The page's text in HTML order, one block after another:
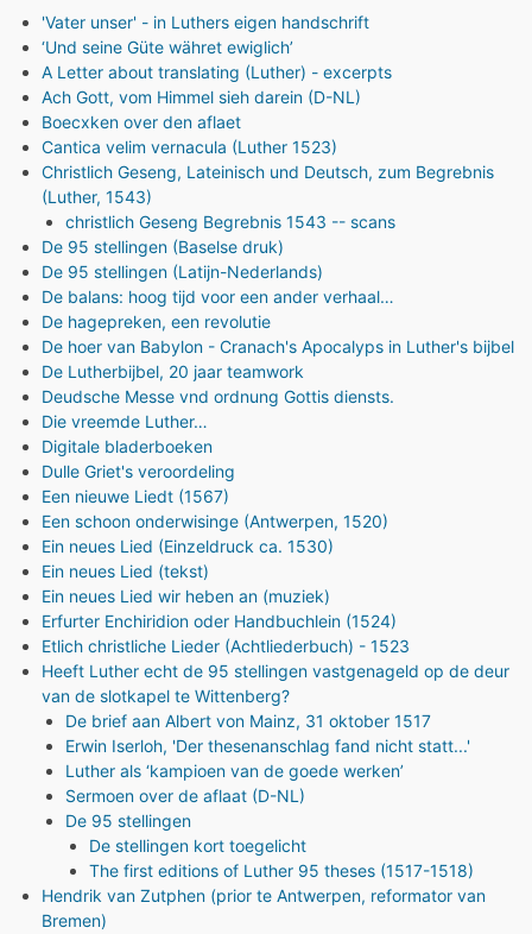
'Vater unser' - in Luthers eigen handschrift
‘Und seine Güte währet ewiglich’
A Letter about translating (Luther) - excerpts
Ach Gott, vom Himmel sieh darein (D-NL)
Boecxken over den aflaet
Cantica velim vernacula (Luther 1523)
Christlich Geseng, Lateinisch und Deutsch, zum Begrebnis
(Luther, 1543)
christlich Geseng Begrebnis 1543 -- scans
De 95 stellingen (Baselse druk)
De 95 stellingen (Latijn-Nederlands)
De balans: hoog tijd voor een ander verhaal…
De hagepreken, een revolutie
De hoer van Babylon - Cranach's Apocalyps in Luther's bijbel
De Lutherbijbel, 20 jaar teamwork
Deudsche Messe vnd ordnung Gottis diensts.
Die vreemde Luther…
Digitale bladerboeken
Dulle Griet's veroordeling
Een nieuwe Liedt (1567)
Een schoon onderwisinge (Antwerpen, 1520)
Ein neues Lied (Einzeldruck ca. 1530)
Ein neues Lied (tekst)
Ein neues Lied wir heben an (muziek)
Erfurter Enchiridion oder Handbuchlein (1524)
Etlich christliche Lieder (Achtliederbuch) - 1523
Heeft Luther echt de 95 stellingen vastgenageld op de deur
van de slotkapel te Wittenberg?
De brief aan Albert von Mainz, 31 oktober 1517
Erwin Iserloh, 'Der thesenanschlag fand nicht statt...'
Luther als ‘kampioen van de goede werken’
Sermoen over de aflaat (D-NL)
De 95 stellingen
De stellingen kort toegelicht
The first editions of Luther 95 theses (1517-1518)
Hendrik van Zutphen (prior te Antwerpen, reformator van
Bremen)